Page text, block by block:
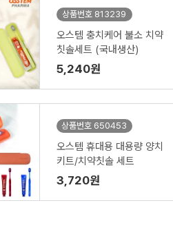
상품번호 813239
오스템 충치케어 불소 치약
칫솔세트 (국내생산)
5,240원
상품번호 650453
오스템 휴대용 대용량 양치
키트/치약칫솔 세트
3,720원